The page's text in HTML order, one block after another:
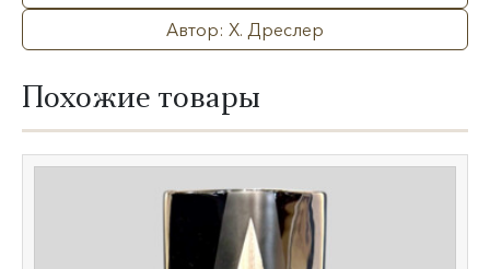
Автор: Х. Дреслер
Похожие товары